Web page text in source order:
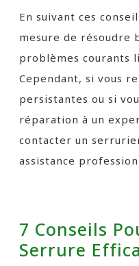
En suivant ces
mesure de résoudre
problèmes courants
Cependant, si vous
persistantes ou si
réparation à un
contacter un
assistance
7 Conseils
Serrure